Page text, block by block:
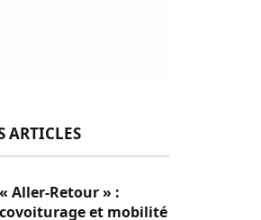
ARTICLES
« Aller-Retour » :
covoiturage et mobilité